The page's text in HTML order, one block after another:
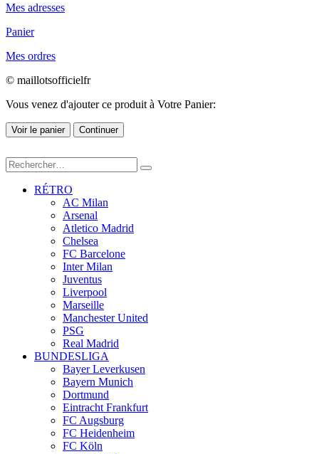
Mes adresses
Panier
Mes ordres
© maillotsofficielfr
Vous venez d'ajouter ce produit à Votre Panier:
Voir le panier Continuer
RÉTRO
AC Milan
Arsenal
Atletico Madrid
Chelsea
FC Barcelone
Inter Milan
Juventus
Liverpool
Marseille
Manchester United
PSG
Real Madrid
BUNDESLIGA
Bayer Leverkusen
Bayern Munich
Dortmund
Eintracht Frankfurt
FC Augsburg
FC Heidenheim
FC Köln